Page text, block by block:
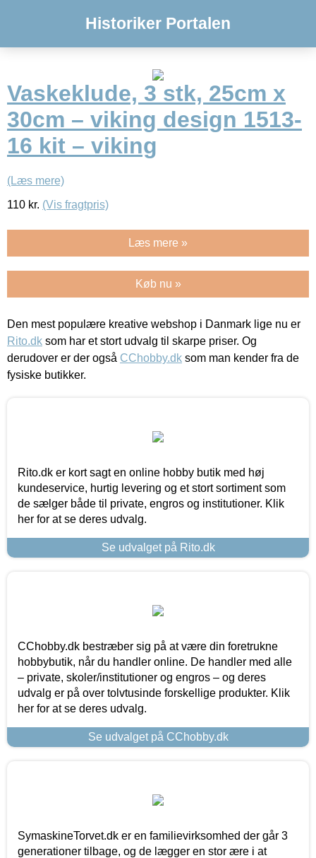
Historiker Portalen
Vaskeklude, 3 stk, 25cm x
30cm – viking design 1513-
16 kit – viking
(Læs mere)
110 kr. (Vis fragtpris)
Læs mere »
Køb nu »
Den mest populære kreative webshop i Danmark lige nu er
Rito.dk som har et stort udvalg til skarpe priser. Og
derudover er der også CChobby.dk som man kender fra de
fysiske butikker.
Rito.dk er kort sagt en online hobby butik med høj
kundeservice, hurtig levering og et stort sortiment som
de sælger både til private, engros og institutioner. Klik
her for at se deres udvalg.
Se udvalget på Rito.dk
CChobby.dk bestræber sig på at være din foretrukne
hobbybutik, når du handler online. De handler med alle
– private, skoler/institutioner og engros – og deres
udvalg er på over tolvtusinde forskellige produkter. Klik
her for at se deres udvalg.
Se udvalget på CChobby.dk
SymaskineTorvet.dk er en familievirksomhed der går 3
generationer tilbage, og de lægger en stor ære i at